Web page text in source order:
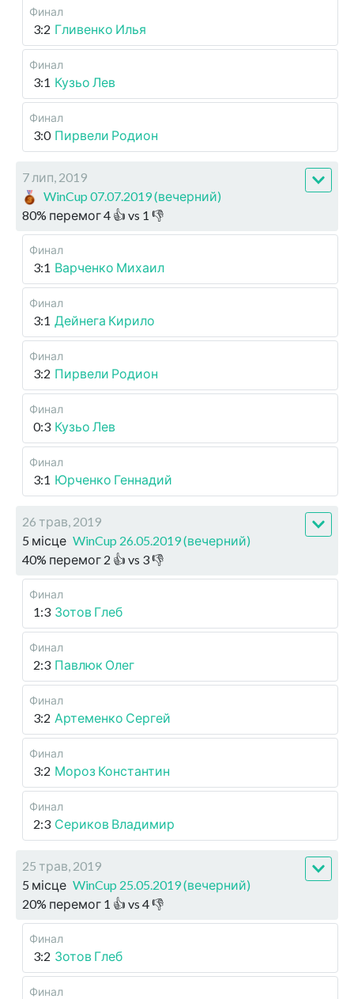
Финал
3:2 Гливенко Илья
Финал
3:1 Кузьо Лев
Финал
3:0 Пирвели Родион
7 лип, 2019
WinCup 07.07.2019 (вечерний)
80% перемог4 👍 vs 1 👎
Финал
3:1 Варченко Михаил
Финал
3:1 Дейнега Кирило
Финал
3:2 Пирвели Родион
Финал
0:3 Кузьо Лев
Финал
3:1 Юрченко Геннадий
26 трав, 2019
5 місце WinCup 26.05.2019 (вечерний)
40% перемог 2 👍 vs 3👎
Финал
1:3 Зотов Глеб
Финал
2:3 Павлюк Олег
Финал
3:2 Артеменко Сергей
Финал
3:2 Мороз Константин
Финал
2:3 Сериков Владимир
25 трав, 2019
5 місце WinCup 25.05.2019 (вечерний)
20% перемог 1 👍 vs 4👎
Финал
3:2 Зотов Глеб
Финал